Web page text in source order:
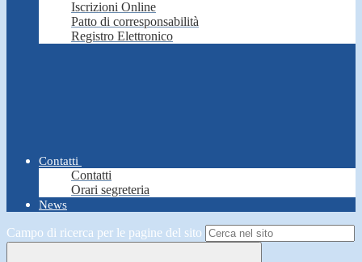
Iscrizioni Online
Patto di corresponsabilità
Registro Elettronico
Contatti
Contatti
Orari segreteria
News
Campo di ricerca per le pagine del sito